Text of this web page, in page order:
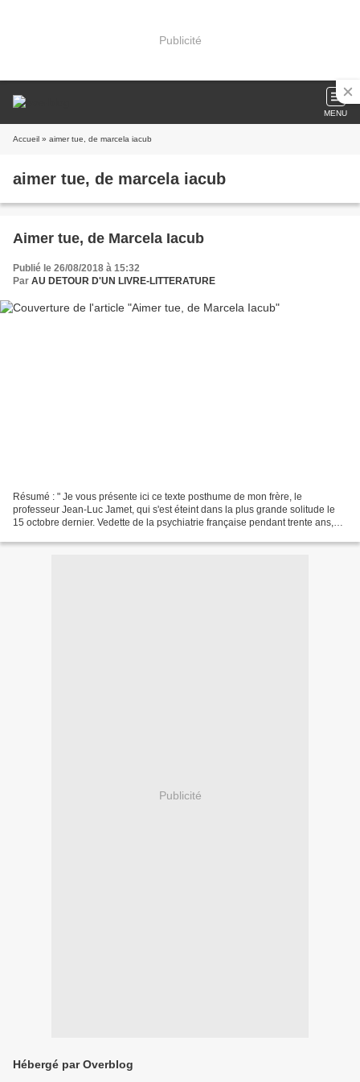
Publicité
MENU
Accueil » aimer tue, de marcela iacub
aimer tue, de marcela iacub
Aimer tue, de Marcela Iacub
Publié le 26/08/2018 à 15:32
Par AU DETOUR D'UN LIVRE-LITTERATURE
Résumé : " Je vous présente ici ce texte posthume de mon frère, le
professeur Jean-Luc Jamet, qui s'est éteint dans la plus grande solitude le
15 octobre dernier. Vedette de la psychiatrie française pendant trente ans,
Publicité
Hébergé par Overblog